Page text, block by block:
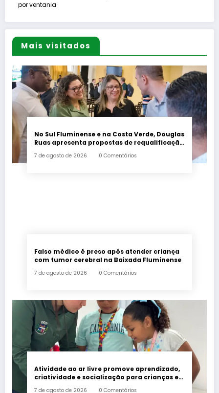
por ventania
Mais visitados
No Sul Fluminense e na Costa Verde, Douglas
Ruas apresenta propostas de requalificação
7 de agosto de 2026 0 Comentários
Falso médico é preso após atender criança
com tumor cerebral na Baixada Fluminense
7 de agosto de 2026 0 Comentários
Atividade ao ar livre promove aprendizado,
criatividade e socialização para crianças e
7 de agosto de 2026 0 Comentários